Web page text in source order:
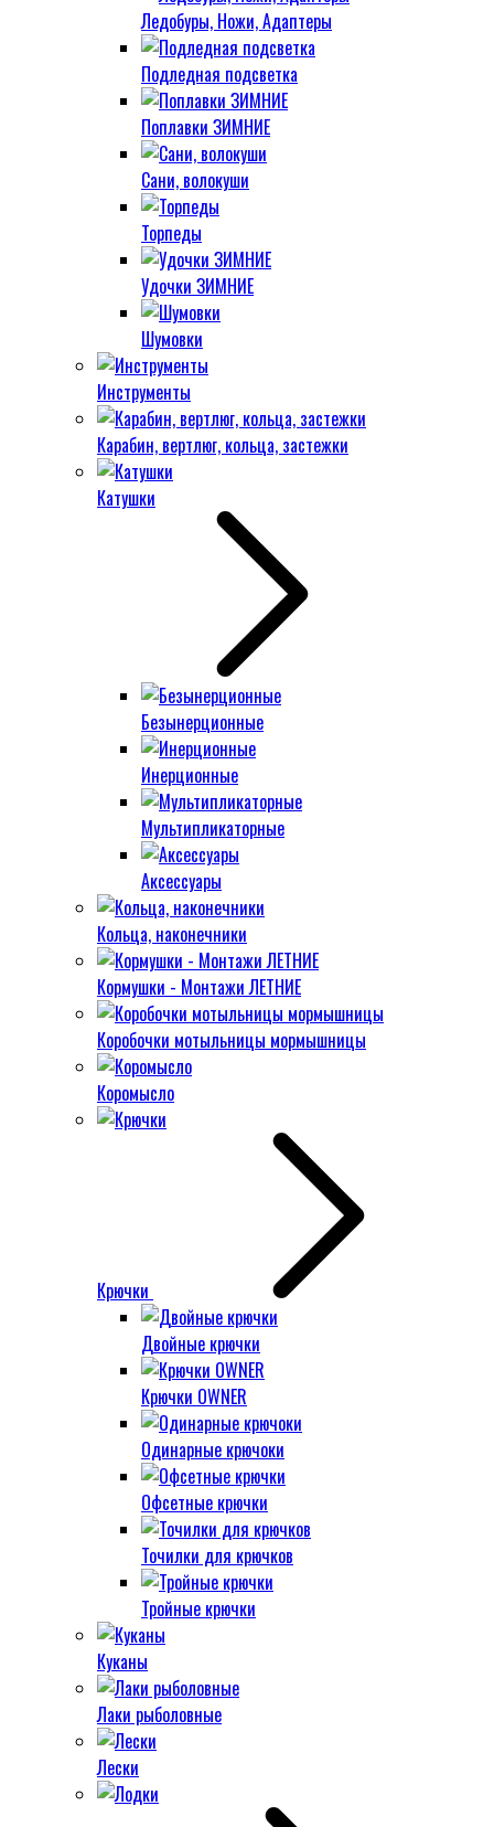
Ледобуры, Ножи, Адаптеры
Подледная подсветка
Поплавки ЗИМНИЕ
Сани, волокуши
Торпеды
Удочки ЗИМНИЕ
Шумовки
Инструменты
Карабин, вертлюг, кольца, застежки
Катушки
Безынерционные
Инерционные
Мультипликаторные
Аксессуары
Кольца, наконечники
Кормушки - Монтажи ЛЕТНИЕ
Коробочки мотыльницы мормышницы
Коромысло
Крючки
Двойные крючки
Крючки OWNER
Одинарные крючоки
Офсетные крючки
Точилки для крючков
Тройные крючки
Куканы
Лаки рыболовные
Лески